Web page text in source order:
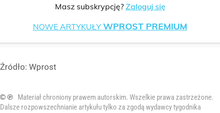
Masz subskrypcję? Zaloguj się
NOWE ARTYKUŁY WPROST PREMIUM
Źródło: Wprost
© ℗
Materiał chroniony prawem autorskim. Wszelkie prawa zastrzeżone.
Dalsze rozpowszechnianie artykułu tylko za zgodą wydawcy tygodnika